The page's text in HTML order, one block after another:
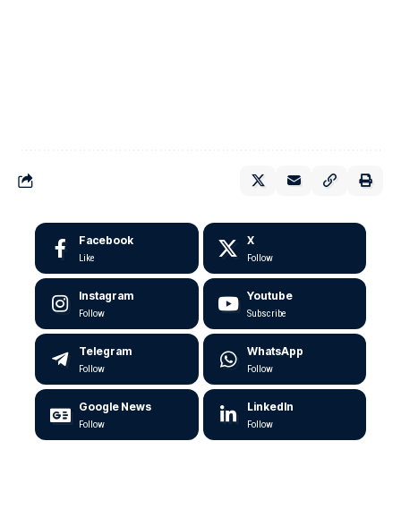
Facebook
Like
X
Follow
Instagram
Follow
Youtube
Subscribe
Telegram
Follow
WhatsApp
Follow
Google News
Follow
LinkedIn
Follow